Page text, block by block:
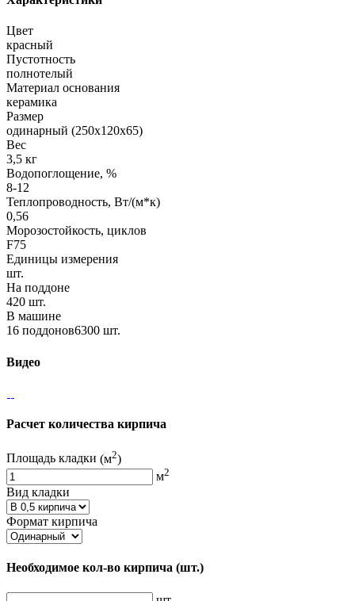
Цвет
красный
Пустотность
полнотелый
Материал основания
керамика
Размер
одинарный (250х120х65)
Вес
3,5 кг
Водопоглощение, %
8-12
Теплопроводность, Вт/(м*к)
0,56
Морозостойкость, циклов
F75
Единицы измерения
шт.
На поддоне
420 шт.
В машине
16 поддонов6300 шт.
Видео
Расчет количества кирпича
Площадь кладки (м2)
м2
Вид кладки
Формат кирпича
Необходимое кол-во кирпича (шт.)